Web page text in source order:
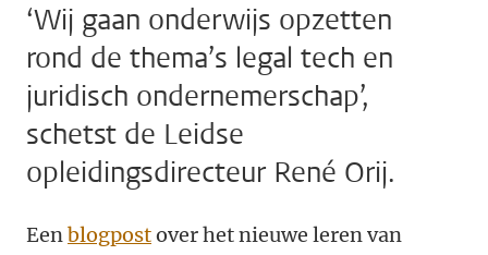
‘Wij gaan onderwijs opzetten
rond de thema’s legal tech en
juridisch ondernemerschap’,
schetst de Leidse
opleidingsdirecteur René Orij.
Eenblogpostover het nieuwe leren van